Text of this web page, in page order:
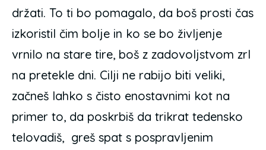
držati. To ti bo pomagalo, da boš prosti čas
izkoristil čim bolje in ko se bo življenje
vrnilo na stare tire, boš z zadovoljstvom zrl
na pretekle dni. Cilji ne rabijo biti veliki,
začneš lahko s čisto enostavnimi kot na
primer to, da poskrbiš da trikrat tedensko
telovadiš, greš spat s pospravljenim